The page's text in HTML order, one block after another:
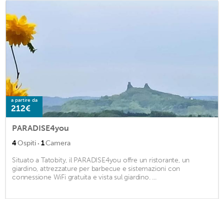
a partire da
212€
PARADISE4you
4Ospiti · 1Camera
Situato a Tatobity, il PARADISE4you offre un ristorante, un
giardino, attrezzature per barbecue e sistemazioni con
connessione WiFi gratuita e vista sul giardino. ...